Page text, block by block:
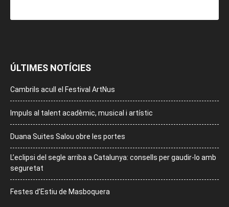
ÚLTIMES NOTÍCIES
Cambrils acull el Festival ArtNus
Impuls al talent acadèmic, musical i artístic
Duana Suites Salou obre les portes
L’eclipsi del segle arriba a Catalunya: consells per gaudir-lo amb
seguretat
Festes d’Estiu de Masboquera